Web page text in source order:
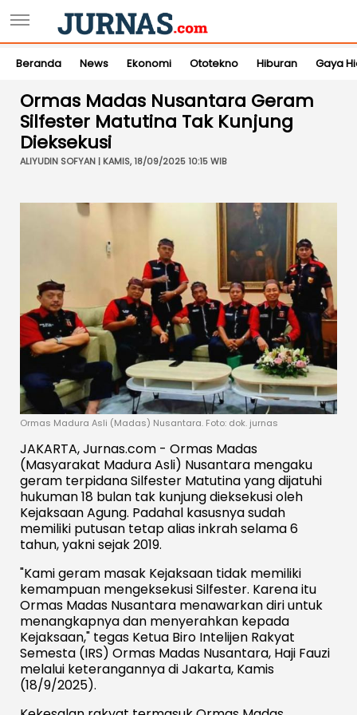
Beranda News Ekonomi Ototekno Hiburan Gaya
Ormas Madas Nusantara Geram
Silfester Matutina Tak Kunjung
Dieksekusi
ALIYUDIN SOFYAN | KAMIS, 18/09/2025 10:15 WIB
Ormas Madura Asli (Madas) Nusantara. Foto: dok. jurnas
JAKARTA, Jurnas.com - Ormas Madas
(Masyarakat Madura Asli) Nusantara mengaku
geram terpidana Silfester Matutina yang dijatuhi
hukuman 18 bulan tak kunjung dieksekusi oleh
Kejaksaan Agung. Padahal kasusnya sudah
memiliki putusan tetap alias inkrah selama 6
tahun, yakni sejak 2019.
"Kami geram masak Kejaksaan tidak memiliki
kemampuan mengeksekusi Silfester. Karena itu
Ormas Madas Nusantara menawarkan diri untuk
menangkapnya dan menyerahkan kepada
Kejaksaan," tegas Ketua Biro Intelijen Rakyat
Semesta (IRS) Ormas Madas Nusantara, Haji Fauzi
melalui keterangannya di Jakarta, Kamis
(18/9/2025).